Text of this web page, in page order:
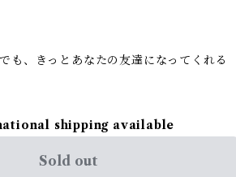
も、きっとあなたの友達になってくれる
shipping available
Sold out